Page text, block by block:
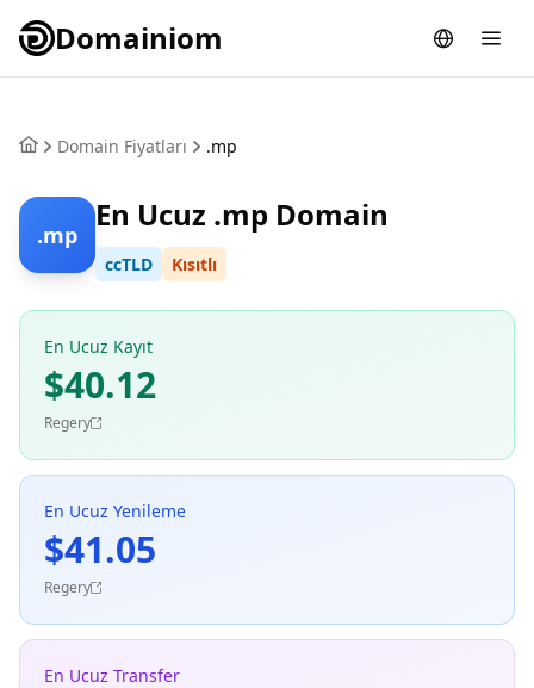
Domainiom
Domain Fiyatları .mp
.mp
En Ucuz .mp Domain
ccTLD Kısıtlı
En Ucuz Kayıt
$40.12
Regery
En Ucuz Yenileme
$41.05
Regery
En Ucuz Transfer